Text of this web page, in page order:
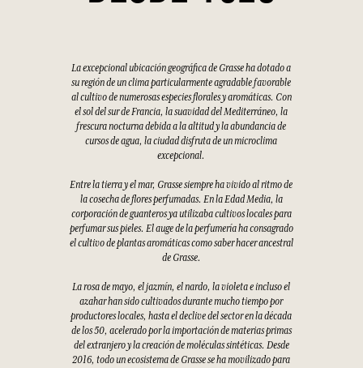
La excepcional ubicación geográfica de Grasse ha dotado a
su región de un clima particularmente agradable favorable
al cultivo de numerosas especies florales y aromáticas. Con
el sol del sur de Francia, la suavidad del Mediterráneo, la
frescura nocturna debida a la altitud y la abundancia de
cursos de agua, la ciudad disfruta de un microclima
excepcional.
Entre la tierra y el mar, Grasse siempre ha vivido al ritmo de
la cosecha de flores perfumadas. En la Edad Media, la
corporación de guanteros ya utilizaba cultivos locales para
perfumar sus pieles. El auge de la perfumería ha consagrado
el cultivo de plantas aromáticas como saber hacer ancestral
de Grasse.
La rosa de mayo, el jazmín, el nardo, la violeta e incluso el
azahar han sido cultivados durante mucho tiempo por
productores locales, hasta el declive del sector en la década
de los 50, acelerado por la importación de materias primas
del extranjero y la creación de moléculas sintéticas. Desde
2016, todo un ecosistema de Grasse se ha movilizado para